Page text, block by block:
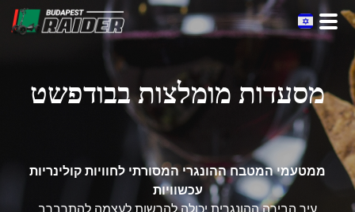
Skip
to
מסעדות מומלצות בבודפשט
ממטעמי המטבח ההונגרי המסורתי לחוויות קולינריות
עכשוויות